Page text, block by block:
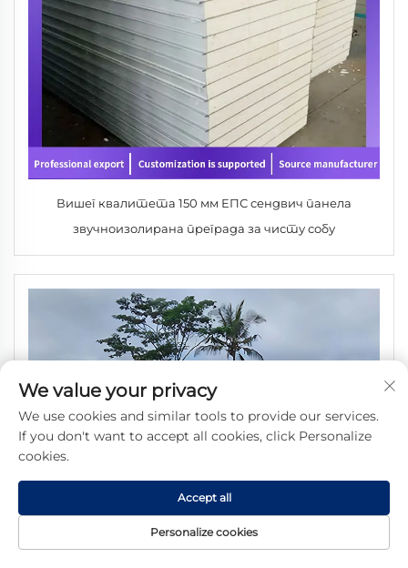
Вишег квалитета 150 мм ЕПС сендвич панела
звучноизолирана преграда за чисту собу
We value your privacy
We use cookies and similar tools to provide our services.
If you don't want to accept all cookies, click Personalize
cookies.
Personalize cookies
Accept all